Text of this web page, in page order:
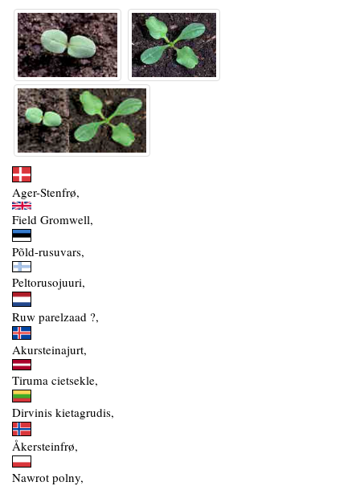
Ager-Stenfrø,
Field Gromwell,
Põld-rusuvars,
Peltorusojuuri,
Ruw parelzaad ?,
Akursteinajurt,
Tiruma cietsekle,
Dirvinis kietagrudis,
Åkersteinfrø,
Nawrot polny,